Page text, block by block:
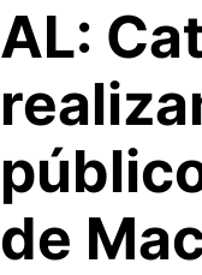
AL:
de